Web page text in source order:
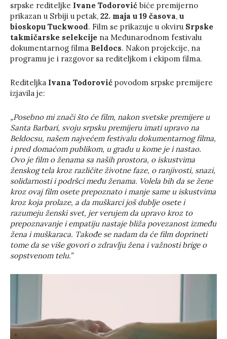
srpske rediteljke Ivane Todorović biće premijerno
prikazan u Srbiji u petak, 22. maja u 19 časova, u
bioskopu Tuckwood. Film se prikazuje u okviru Srpske
takmičarske selekcije na Međunarodnom festivalu
dokumentarnog filma Beldocs. Nakon projekcije, na
programu je i razgovor sa rediteljkom i ekipom filma.
Rediteljka Ivana Todorović povodom srpske premijere
izjavila je:
„Posebno mi znači što će film, nakon svetske premijere u
Santa Barbari, svoju srpsku premijeru imati upravo na
Beldocsu, našem najvećem festivalu dokumentarnog filma,
i pred domaćom publikom, u gradu u kome je i nastao.
Ovo je film o ženama sa naših prostora, o iskustvima
ženskog tela kroz različite životne faze, o ranjivosti, snazi,
solidarnosti i podršci među ženama. Volela bih da se žene
kroz ovaj film osete prepoznato i manje same u iskustvima
kroz koja prolaze, a da muškarci još dublje osete i
razumeju ženski svet, jer verujem da upravo kroz to
prepoznavanje i empatiju nastaje bliža povezanost između
žena i muškaraca. Takođe se nadam da će film doprineti
tome da se više govori o zdravlju žena i važnosti brige o
sopstvenom telu.”